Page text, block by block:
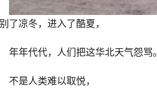
了凉冬，进入了酷夏，
年年代代，人们把这华北天气怨骂。
不是人类难以取悦，